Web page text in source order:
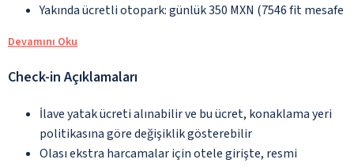
Yakında ücretli otopark: günlük 350 MXN (7546 fit mesafe
Devamını Oku
Check-in Açıklamaları
İlave yatak ücreti alınabilir ve bu ücret, konaklama yeri
politikasına göre değişiklik gösterebilir
Olası ekstra harcamalar için otele girişte, resmi